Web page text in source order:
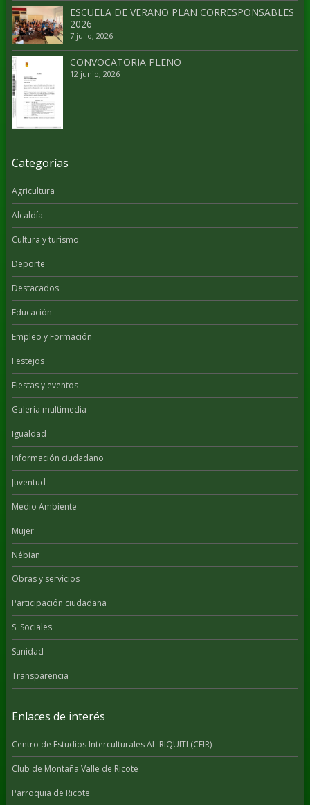
ESCUELA DE VERANO PLAN CORRESPONSABLES
2026
7 julio, 2026
CONVOCATORIA PLENO
12 junio, 2026
Categorías
Agricultura
Alcaldía
Cultura y turismo
Deporte
Destacados
Educación
Empleo y Formación
Festejos
Fiestas y eventos
Galería multimedia
Igualdad
Información ciudadano
Juventud
Medio Ambiente
Mujer
Nébian
Obras y servicios
Participación ciudadana
S. Sociales
Sanidad
Transparencia
Enlaces de interés
Centro de Estudios Interculturales AL-RIQUITI (CEIR)
Club de Montaña Valle de Ricote
Parroquia de Ricote